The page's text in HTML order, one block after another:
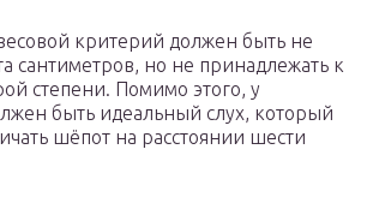
критерий должен быть не
сантиметров, но не принадлежать к
степени. Помимо этого, у
быть идеальный слух, который
шёпот на расстоянии шести